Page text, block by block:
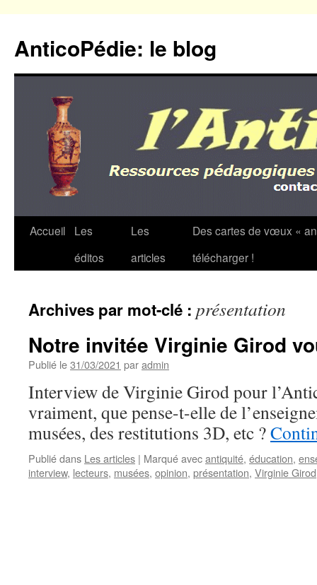
contenu
AnticoPédie: le blog
Accueil
Les
éditos
Les
articles
Des cartes de vœux «
télécharger !
Archives par mot-clé : présentation
Notre invitée Virginie Girod
Publié le31/03/2021 paradmin
Interview de Virginie Girod pour
vraiment, que pense-t-elle de
musées, des restitutions 3D, etc ?
Publié dans Les articles | Marqué avecantiquité, éducation,
interview, lecteurs, musées, opinion, présentation, Virginie Girod